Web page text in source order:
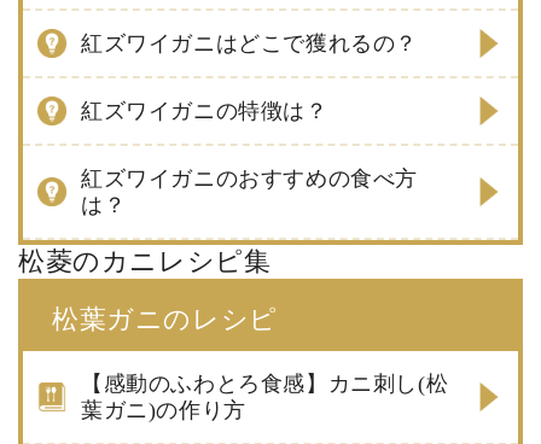
紅ズワイガニはどこで獲れるの？
紅ズワイガニの特徴は？
紅ズワイガニのおすすめの食べ方
は？
松菱のカニレシピ集
松葉ガニのレシピ
【感動のふわとろ食感】カニ刺し(松
葉ガニ)の作り方